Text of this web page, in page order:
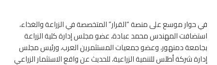
في حوار موسع على منصة “القرار” المتخصصة في الزراعة والغذاء،
استضافت المهندس محمد عبادة، عضو مجلس إدارة كلية الزراعة
بجامعة دمنهور، وعضو جمعيات المستثمرين العرب، ورئيس مجلس
إدارة شركة أطلس للتنمية الزراعية، للحديث عن واقع الاستثمار الزراعي